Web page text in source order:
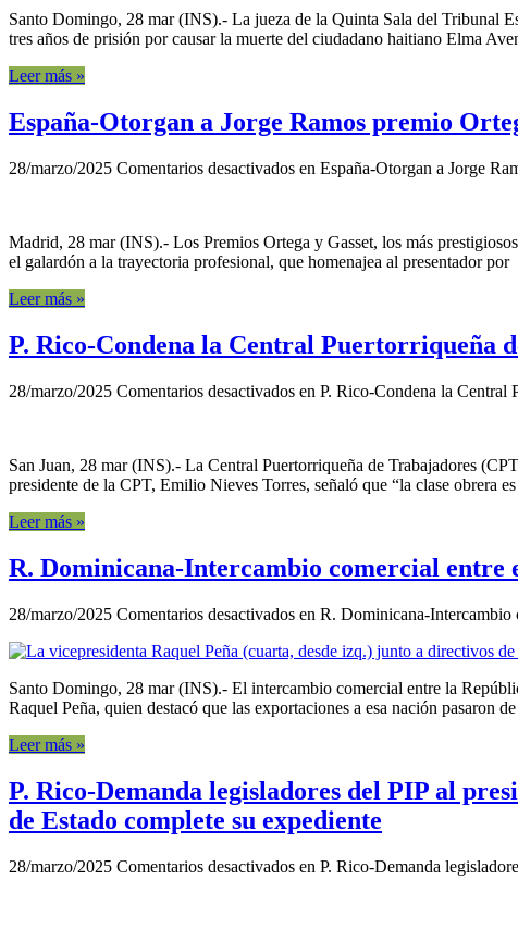
Santo Domingo, 28 mar (INS).- La jueza de la Quinta Sala del Tribunal
tres años de prisión por causar la muerte del ciudadano haitiano Elma
Leer más »
España-Otorgan a Jorge Ramos premio
28/marzo/2025 Comentarios desactivados en España-Otorgan a Jorge
Madrid, 28 mar (INS).- Los Premios Ortega y Gasset, los más
el galardón a la trayectoria profesional, que homenajea al presentador
Leer más »
P. Rico-Condena la Central Puertorriqueña
28/marzo/2025 Comentarios desactivados en P. Rico-Condena la Central
San Juan, 28 mar (INS).- La Central Puertorriqueña de Trabajadores
presidente de la CPT, Emilio Nieves Torres, señaló que “la clase obrera
Leer más »
R. Dominicana-Intercambio comercial entre
28/marzo/2025 Comentarios desactivados en R. Dominicana-Intercambio
Santo Domingo, 28 mar (INS).- El intercambio comercial entre la
Raquel Peña, quien destacó que las exportaciones a esa nación
Leer más »
P. Rico-Demanda legisladores del PIP al
de Estado complete su expediente
28/marzo/2025 Comentarios desactivados en P. Rico-Demanda